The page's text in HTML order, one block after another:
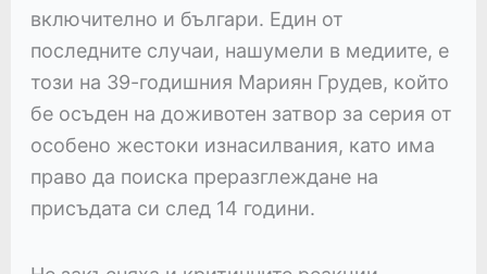
включително и българи. Един от
последните случаи, нашумели в медиите, е
този на 39-годишния Мариян Грудев, който
бе осъден на доживотен затвор за серия от
особено жестоки изнасилвания, като има
право да поиска преразглеждане на
присъдата си след 14 години.